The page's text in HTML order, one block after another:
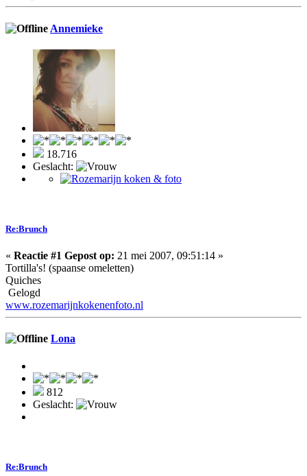
Annemieke
18.716
Geslacht:
Re:Brunch
« Reactie #1 Gepost op: 21 mei 2007, 09:51:14 »
Tortilla's! (spaanse omeletten)
Quiches
Gelogd
www.rozemarijnkokenenfoto.nl
Lona
812
Geslacht:
Re:Brunch